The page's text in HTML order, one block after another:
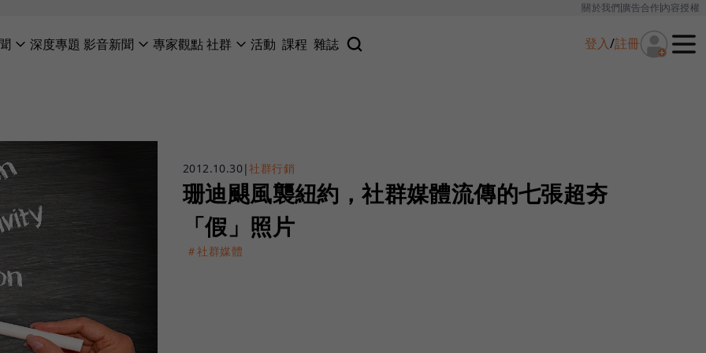
關於我們廣告合作內容授權
深度專題 影音新聞 專家觀點社群 活動 課程 雜誌 登入/註冊
2012.10.30|社群行銷
珊迪颶風襲紐約，社群媒體流傳的七張超夯
「假」照片
＃社群媒體